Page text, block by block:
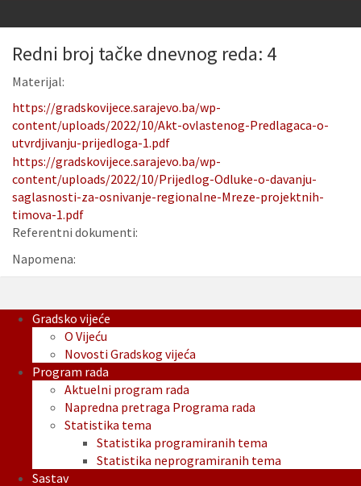
Redni broj tačke dnevnog reda: 4
Materijal:
https://gradskovijece.sarajevo.ba/wp-
content/uploads/2022/10/Akt-ovlastenog-Predlagaca-o-
utvrdjivanju-prijedloga-1.pdf
https://gradskovijece.sarajevo.ba/wp-
content/uploads/2022/10/Prijedlog-Odluke-o-davanju-
saglasnosti-za-osnivanje-regionalne-Mreze-projektnih-
timova-1.pdf
Referentni dokumenti:
Napomena:
Gradsko vijeće
O Vijeću
Novosti Gradskog vijeća
Program rada
Aktuelni program rada
Napredna pretraga Programa rada
Statistika tema
Statistika programiranih tema
Statistika neprogramiranih tema
Sastav